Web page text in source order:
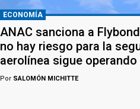
ECONOMÍA
ANAC sanciona a
no hay riesgo para la
aerolínea sigue operando
Por SALOMÓN MICHITTE